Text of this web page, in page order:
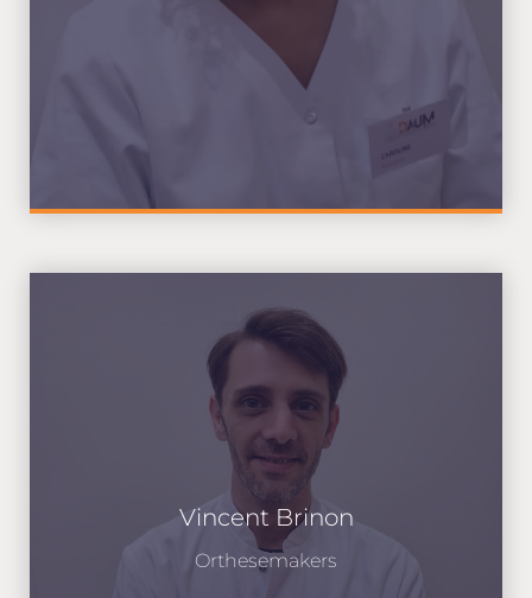
Vincent Brinon
Orthesemakers